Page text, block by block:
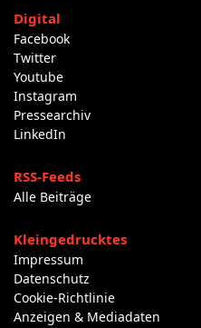
Digital
Facebook
Twitter
Youtube
Instagram
Pressearchiv
LinkedIn
RSS-Feeds
Alle Beiträge
Kleingedrucktes
Impressum
Datenschutz
Cookie-Richtlinie
Anzeigen & Mediadaten